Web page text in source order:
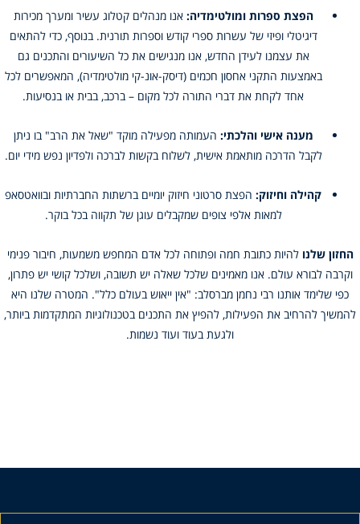
הפצת ספרות ומולטימדיה: אנו מנהלים קטלוג עשיר ומערך מכירות
דיגיטלי ופיזי של עשרות ספרי קודש וספרות תורנית. בנוסף, כדי להתאים
את עצמנו לעידן החדש, אנו מנגישים את כל השיעורים והתכנים גם
באמצעות התקני אחסון חכמים (דיסק-אונ-קי מולטימדיה), המאפשרים לכל
אחד לקחת את דברי התורה לכל מקום – ברכב, בבית או בנסיעות.
מענה אישי והלכתי: העמותה מפעילה מוקד "שאל את הרב" בו ניתן
לקבל הדרכה מותאמת אישית, לשלוח בקשות לברכה ולפדיון נפש מידי יום.
קהילה וחיזוק:הפצת סרטוני חיזוק יומיים ברשתות החברתיות ובוואטסאפ
למאות אלפי צופים שמקבלים עוגן של תקווה בכל בוקר.
החזון שלנו להיות כתובת חמה ופתוחה לכל אדם המחפש משמעות, חיבור פנימי
וקרבה לבורא עולם. אנו מאמינים שלכל שאלה יש תשובה, ושלכל קושי יש פתרון,
כפי שלימד אותנו רבי נחמן מברסלב: "אין ייאוש בעולם כלל". המטרה שלנו היא
להמשיך להרחיב את הפעילות, להפיץ את התכנים בטכנולוגיות המתקדמות ביותר,
ולגעת בעוד ועוד נשמות.